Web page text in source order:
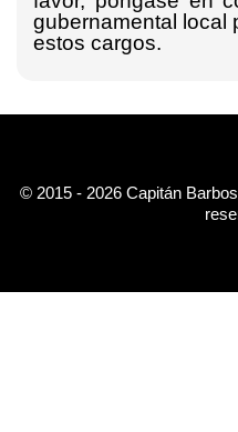
gubernamental local
estos cargos.
© 2015 - 2026 Capitán